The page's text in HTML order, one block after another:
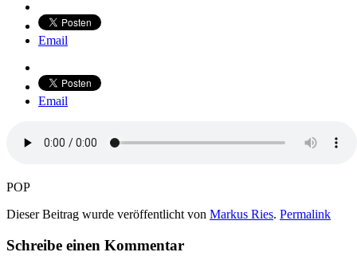
Email
Email
POP
Dieser Beitrag wurde veröffentlicht von Markus Ries. Permalink
Schreibe einen Kommentar